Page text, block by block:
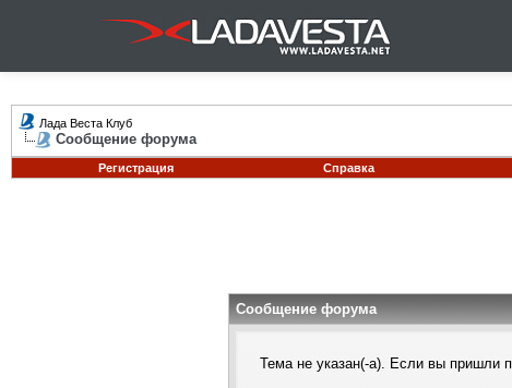
Лада Веста Клуб
Сообщение форума
Регистрация
Справка
Сообщение форума
Тема не указан(-а). Если вы пришли